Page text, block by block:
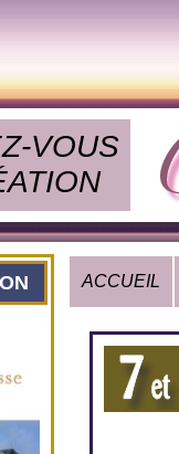
VOUS
ACCUEIL